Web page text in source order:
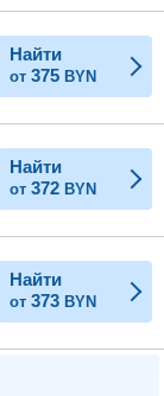
Найти
от 375 BYN
Найти
от 372 BYN
Найти
от 373 BYN